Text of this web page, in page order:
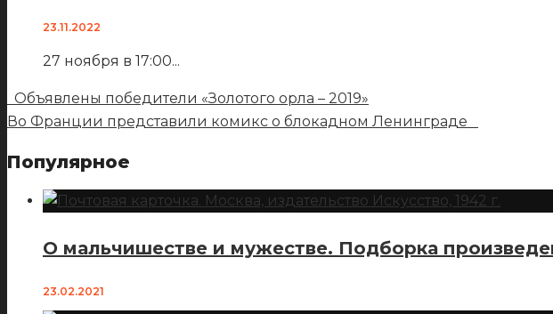
23.11.2022
27 ноября в 17:00...
Объявлены победители «Золотого орла – 2019»
Во Франции представили комикс о блокадном Ленинграде
Популярное
О мальчишестве и мужестве. Подборка
23.02.2021